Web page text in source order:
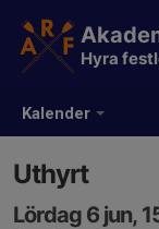
Kalender
Hyra
Uthyrt
Lördag 6 jun,